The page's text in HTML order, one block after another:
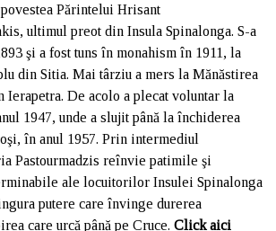
Părintelui Hrisant
ultimul preot din Insula Spinalonga. S-a
şi a fost tuns în monahism în 1911, la
din Sitia. Mai târziu a mers la Mănăstirea
Ierapetra. De acolo a plecat voluntar la
1947, unde a slujit până la închiderea
în anul 1957. Prin intermediul
Pastourmadzis reînvie patimile şi
ale locuitorilor Insulei Spinalonga
putere care învinge durerea
care urcă până pe Cruce.Click aici